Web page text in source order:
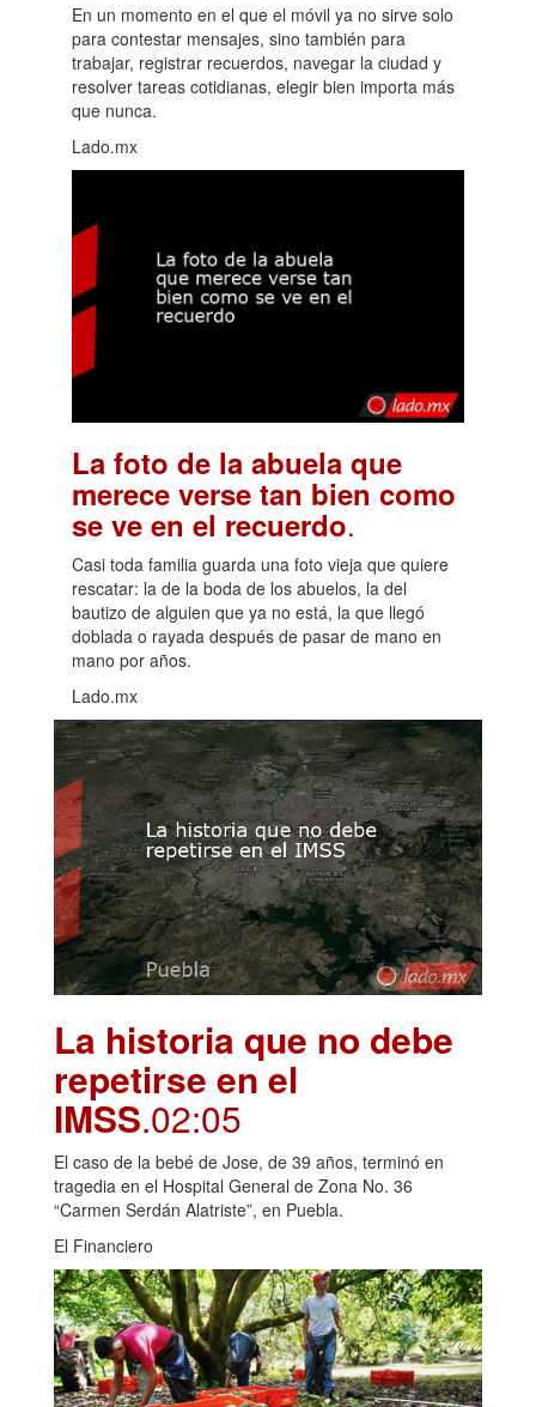
En un momento en el que el móvil ya no sirve solo
para contestar mensajes, sino también para
trabajar, registrar recuerdos, navegar la ciudad y
resolver tareas cotidianas, elegir bien importa más
que nunca.
Lado.mx
La foto de la abuela que
merece verse tan bien como
se ve en el recuerdo.
Casi toda familia guarda una foto vieja que quiere
rescatar: la de la boda de los abuelos, la del
bautizo de alguien que ya no está, la que llegó
doblada o rayada después de pasar de mano en
mano por años.
Lado.mx
La historia que no debe
repetirse en el
IMSS.02:05
El caso de la bebé de Jose, de 39 años, terminó en
tragedia en el Hospital General de Zona No. 36
“Carmen Serdán Alatriste”, en Puebla.
El Financiero